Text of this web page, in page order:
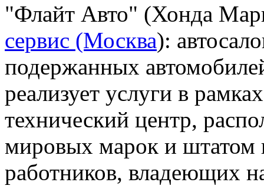
"Флайт Авто" (Хонда
сервис (Москва):
подержанных
реализует услуги в
технический центр,
мировых марок и штатом
работников, владеющих